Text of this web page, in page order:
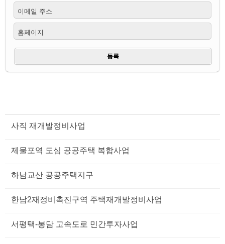
이메일 주소
홈페이지
사직 재개발정비사업
제물포역 도심 공공주택 복합사업
하남교산 공공주택지구
한남2재정비촉진구역 주택재개발정비사업
서평택-봉담 고속도로 민간투자사업